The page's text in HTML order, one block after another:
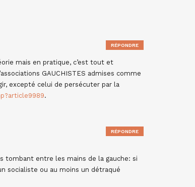
mais en pratique, c’est tout et
GAUCHISTES admises comme
excepté celui de persécuter par la
.
RÉPONDRE
tombant entre les mains de la gauche: si
socialiste ou au moins un détraqué
RÉPONDRE